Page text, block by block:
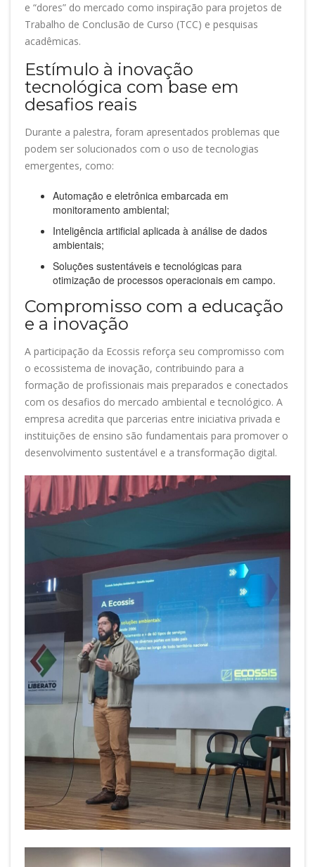
e “dores” do mercado como inspiração para projetos de
Trabalho de Conclusão de Curso (TCC) e pesquisas
acadêmicas.
Estímulo à inovação
tecnológica com base em
desafios reais
Durante a palestra, foram apresentados problemas que
podem ser solucionados com o uso de tecnologias
emergentes, como:
Automação e eletrônica embarcada em
monitoramento ambiental;
Inteligência artificial aplicada à análise de dados
ambientais;
Soluções sustentáveis e tecnológicas para
otimização de processos operacionais em campo.
Compromisso com a educação
e a inovação
A participação da Ecossis reforça seu compromisso com
o ecossistema de inovação, contribuindo para a
formação de profissionais mais preparados e conectados
com os desafios do mercado ambiental e tecnológico. A
empresa acredita que parcerias entre iniciativa privada e
instituições de ensino são fundamentais para promover o
desenvolvimento sustentável e a transformação digital.